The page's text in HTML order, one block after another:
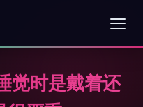
觉时是戴着还